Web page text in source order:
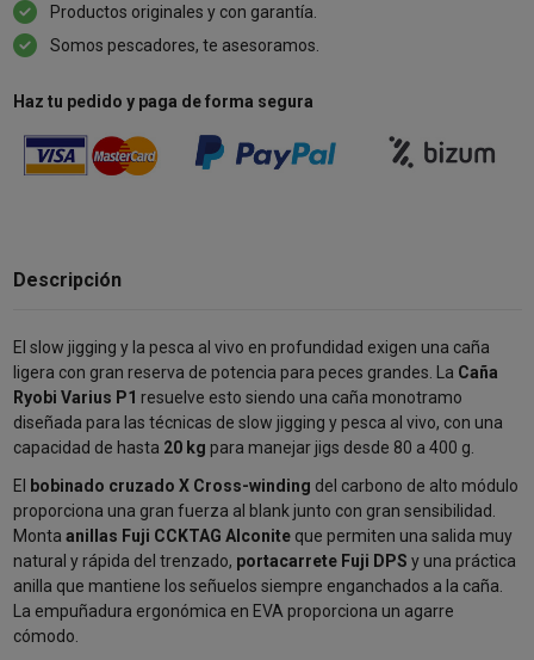
Productos originales y con garantía.
Somos pescadores, te asesoramos.
Haz tu pedido y paga de forma segura
Descripción
El slow jigging y la pesca al vivo en profundidad exigen una caña
ligera con gran reserva de potencia para peces grandes. La Caña
Ryobi Varius P1 resuelve esto siendo una caña monotramo
diseñada para las técnicas de slow jigging y pesca al vivo, con una
capacidad de hasta 20 kg para manejar jigs desde 80 a 400 g.
El bobinado cruzado X Cross-winding del carbono de alto módulo
proporciona una gran fuerza al blank junto con gran sensibilidad.
Monta anillas Fuji CCKTAG Alconiteque permiten una salida muy
natural y rápida del trenzado, portacarrete Fuji DPS y una práctica
anilla que mantiene los señuelos siempre enganchados a la caña.
La empuñadura ergonómica en EVA proporciona un agarre
cómodo.